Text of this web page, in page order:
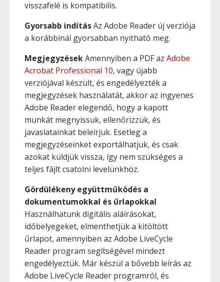
visszafelé is kompatibilis.
Gyorsabb indításAz Adobe Reader új verziója
a korábbinál gyorsabban nyitható meg.
MegjegyzésekAmennyiben a PDF az Adobe
Acrobat Professional 10, vagy újabb
verziójával készült, és engedélyezték a
megjegyzések használatát, akkor az ingyenes
Adobe Reader elegendő, hogy a kapott
munkát megnyissuk, ellenőrizzük, és
javaslatainkat beleírjuk. Esetleg a
megjegyzéseinket exportálhatjuk, és csak
azokat küldjük vissza, így nem szükséges a
teljes fájlt csatolni levelünkhöz.
Gördülékeny együttműködés a
dokumentumokkal és űrlapokkal
Használhatunk digitális aláírásokat,
időbelyegeket, elmenthetjük a kitöltött
űrlapot, amennyiben az Adobe LiveCycle
Reader program segítségével mindezt
engedélyeztük. Már készül a bővebb leírás az
Adobe LiveCycle Reader programról, és